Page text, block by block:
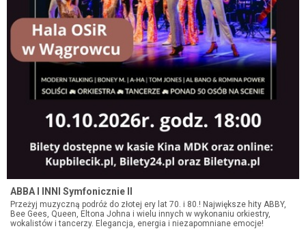
ABBA I INNI Symfonicznie II
Przeżyj muzyczną podróż do złotej ery lat 70. i 80.! Największe hity ABBY,
Bee Gees, Queen, Eltona Johna i wielu innych w wykonaniu orkiestry,
wokalistów i tancerzy. Elegancja, energia i niezapomniane emocje!